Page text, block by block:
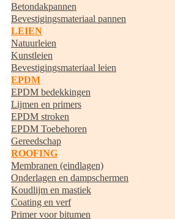
Betondakpannen
Bevestigingsmateriaal pannen
LEIEN
Natuurleien
Kunstleien
Bevestigingsmateriaal leien
EPDM
EPDM bedekkingen
Lijmen en primers
EPDM stroken
EPDM Toebehoren
Gereedschap
ROOFING
Membranen (eindlagen)
Onderlagen en dampschermen
Koudlijm en mastiek
Coating en verf
Primer voor bitumen